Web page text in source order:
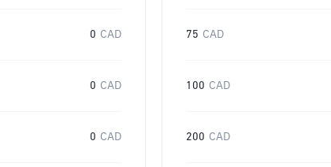
0 CAD
0 CAD
0 CAD
75 CAD
100 CAD
200 CAD